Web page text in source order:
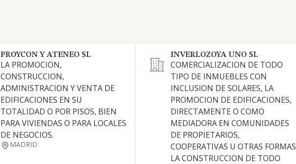
PROYCON Y ATENEO SL
LA PROMOCION,
CONSTRUCCION,
ADMINISTRACION Y VENTA DE
EDIFICACIONES EN SU
TOTALIDAD O POR PISOS, BIEN
PARA VIVIENDAS O PARA LOCALES
DE NEGOCIOS.
MADRID
INVERLOZOYA UNO SL
COMERCIALIZACION DE TODO
TIPO DE INMUEBLES CON
INCLUSION DE SOLARES, LA
PROMOCION DE EDIFICACIONES,
DIRECTAMENTE O COMO
MEDIADORA EN COMUNIDADES
DE PROPIETARIOS,
COOPERATIVAS U OTRAS FORMAS
LA CONSTRUCCION DE TODO